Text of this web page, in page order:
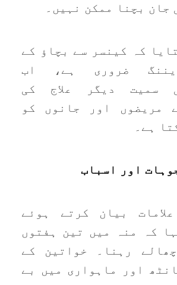
جان بچنا ممکن نہیں۔
کہ کینسر سے بچاؤ کے
ضروری ہے، اب
سمیت دیگر علاج کی
مریضوں اور جانوں کو
ہے۔
اور اسباب
بیان کرتے ہوئے
کہ منہ میں تین ہفتوں
رہنا۔ خواتین کے
اور ماہواری میں بے